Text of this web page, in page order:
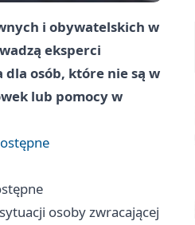
i obywatelskich w
eksperci
osób, które nie są w
lub pomocy w
osoby zwracającej